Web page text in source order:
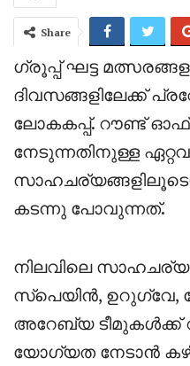
Share
ഗ്രൂപ്പ് ഘട്ട
ദിവസങ്ങളിലേക്ക്
ലോകകപ്പ്. റൗണ്ട്
നേടുന്നതിനുള്ള
കടന്നു പോവുന്നത്.
നിലവിലെ
സ്പെയിൻ, ഉറുഗ്വേ,
അറേബ്യ ടീമുകൾക്ക്
യോഗ്യത നേടാൻ